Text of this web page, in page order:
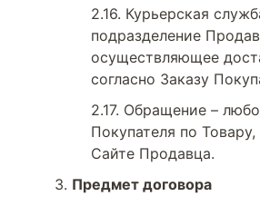
Курьерская
подразделение
осуществляющее
согласно Заказу
Обращение –
Покупателя по
Сайте Продавца.
Предмет договора